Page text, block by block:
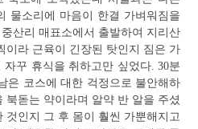
물소리에 마음이 한결 가벼워짐을
산리 매표소에서 출발하여 지리산
이라 근육이 긴장된 탓인지 짐은 가
꾸 휴식을 취하고만 싶었다. 30분
은 코스에 대한 걱정으로 불안해하
북돋는 약이라며 알약 반 알을 주셨
것인지 그 후 몸이 훨씬 가뿐해지고